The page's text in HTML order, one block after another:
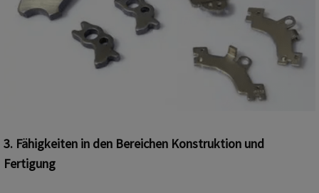
3. Fähigkeiten in den Bereichen Konstruktion und
Fertigung